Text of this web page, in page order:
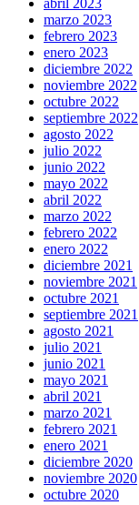
marzo 2023
febrero 2023
enero 2023
diciembre 2022
noviembre 2022
octubre 2022
septiembre 2022
agosto 2022
julio 2022
junio 2022
mayo 2022
abril 2022
marzo 2022
febrero 2022
enero 2022
diciembre 2021
noviembre 2021
octubre 2021
septiembre 2021
agosto 2021
julio 2021
junio 2021
mayo 2021
abril 2021
marzo 2021
febrero 2021
enero 2021
diciembre 2020
noviembre 2020
octubre 2020